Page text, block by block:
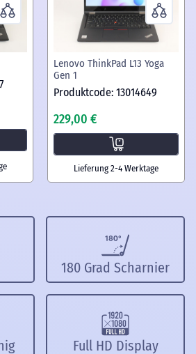
Lenovo ThinkPad L13 Yoga
Gen 1
Produktcode: 13014649
229,00 €
Lieferung 2-4 Werktage
180 Grad Scharnier
Full HD Display